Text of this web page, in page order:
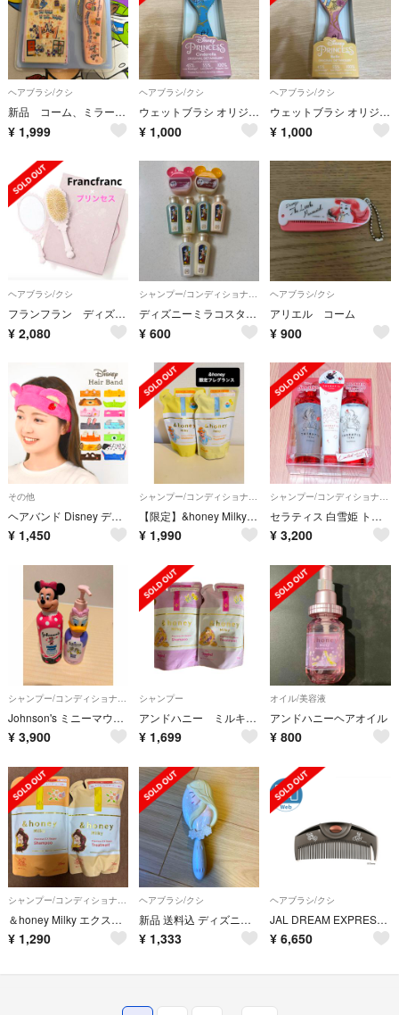
ヘアブラシ/クシ
新品 コーム、ミラー ディズニーリゾート
¥ 1,999
ヘアブラシ/クシ
ウェットブラシ オリジナルディタングラー ディズニー プリンセス シンデレラ
¥ 1,000
ヘアブラシ/クシ
ウェットブラシ オリジナルディタングラー ディズニー プリンセス ベル
¥ 1,000
ヘアブラシ/クシ
フランフラン ディズニープリンセス ミラー ヘアブラシセット
¥ 2,080
シャンプー/コンディショナーセット
ディズニーミラコスタ、アンバサダーシャンプー、コンディショナー、など8点
¥ 600
ヘアブラシ/クシ
アリエル コーム
¥ 900
その他
ヘアバンド Disney ディズニー キャラクター 洗顔 かわいい 大人 キッズ 幅広 ヘアーバンド ヘアターバン お風呂上がり タオル メイク 子ども 耳付き ゴム モンスターズインク トイストーリーズ ズートピア く
¥ 1,450
【限定】&honey Milky シャンプー・トリートメントセット ディズニー
¥ 1,990
セラティス 白雪姫 トリプルセット シャンプー リンス ヘアパック
¥ 3,200
Johnson's ミニーマウスデイジーダック シャンプーコンディショナーセット
¥ 3,900
シャンプー
アンドハニー ミルキー 限定ラプンツェル ミモザアンド＆イランイランハニー
¥ 1,699
オイル/美容液
アンドハニーヘアオイル
¥ 800
シャンプー/コンディショナーセット
＆honey Milky エクストラダメージケア プレシャス EX リペア
¥ 1,290
ヘアブラシ/クシ
新品 送料込 ディズニー エルサ ヘアブラシ
¥ 1,333
ヘアブラシ/クシ
JAL DREAM EXPRESS 30TH ラブクロム プレミアムブラック
¥ 6,650